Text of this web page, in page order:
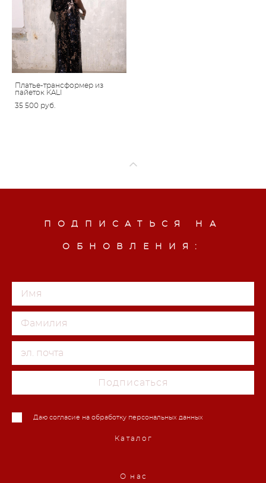
Платье-трансформер из
пайеток KALI
35 500 pуб.
ПОДПИСАТЬСЯ НА
ОБНОВЛЕНИЯ:
Подписаться
Даю согласие на обработку персональных данных
Каталог
О нас